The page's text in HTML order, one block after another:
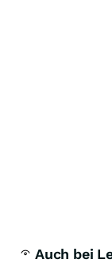
Auch bei